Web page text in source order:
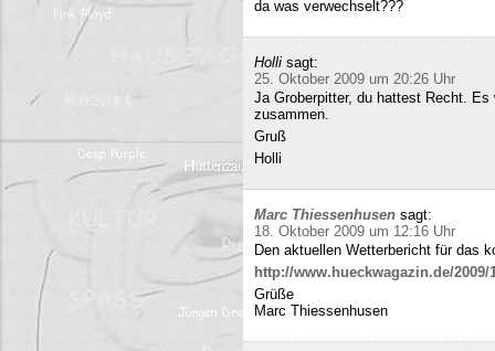
da was verwechselt???
Holli sagt:
25. Oktober 2009 um 20:26 Uhr
Ja Groberpitter, du hattest Recht.
zusammen.
Gruß
Holli
Marc Thiessenhusen sagt:
18. Oktober 2009 um 12:16 Uhr
Den aktuellen Wetterbericht für das
http://www.hueckwagazin.de/2009/
Grüße
Marc Thiessenhusen